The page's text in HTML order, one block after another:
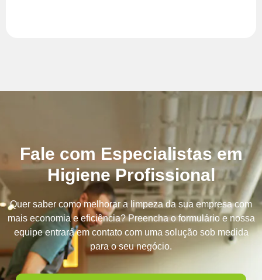
Fale com Especialistas em
Higiene Profissional
Quer saber como melhorar a limpeza da sua empresa com
mais economia e eficiência? Preencha o formulário e nossa
equipe entrará em contato com uma solução sob medida
para o seu negócio.